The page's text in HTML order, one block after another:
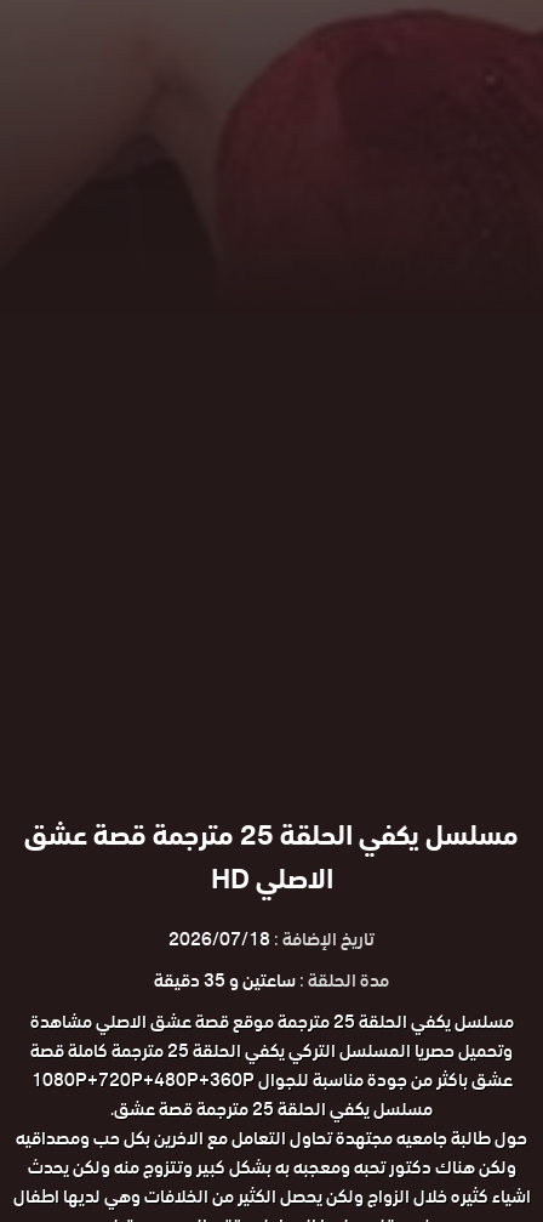
مسلسل يكفي الحلقة 25 مترجمة قصة عشق
الاصلي HD
تاريخ الإضافة :2026/07/18
مدة الحلقة :ساعتين و 35 دقيقة
مسلسل يكفي الحلقة 25 مترجمة موقع قصة عشق الاصلي مشاهدة
وتحميل حصريا المسلسل التركي يكفي الحلقة 25 مترجمة كاملة قصة
عشق باكثر من جودة مناسبة للجوال 1080P+720P+480P+360P
مسلسل يكفي الحلقة 25 مترجمة قصة عشق.
حول طالبة جامعيه مجتهدة تحاول التعامل مع الاخرين بكل حب ومصداقيه
ولكن هناك دكتور تحبه ومعجبه به بشكل كبير وتتزوج منه ولكن يحدث
اشياء كثيره خلال الزواج ولكن يحصل الكثير من الخلافات وهي لديها اطفال